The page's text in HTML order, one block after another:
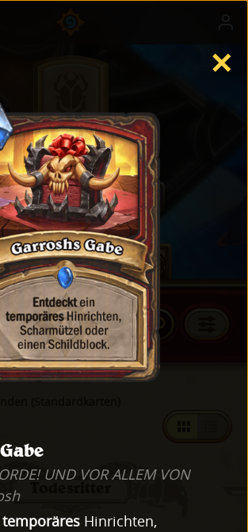
Standardkarten
KAUFEN
✕
UND VOR ALLEM VON
temporäres Hinrichten,